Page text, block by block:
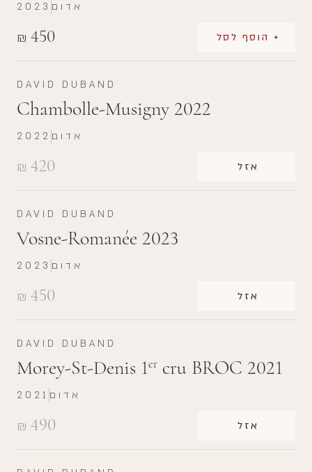
₪ 450 + הוסף לסל
2023 אדום
DAVID DUBAND
Chambolle-Musigny 2022
₪ 420 אזל
2022 אדום
DAVID DUBAND
Vosne-Romanée 2023
₪ 450 אזל
2023 אדום
DAVID DUBAND
Morey-St-Denis 1er cru BROC 2021
₪ 490 אזל
2021 אדום